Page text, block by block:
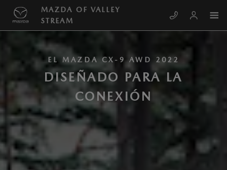
Skip to main content
MAZDA CX-9 SPANISH
MAZDA OF VALLEY
STREAM
EL MAZDA CX-9 AWD 2022
DISEÑADO PARA LA
CONEXIÓN